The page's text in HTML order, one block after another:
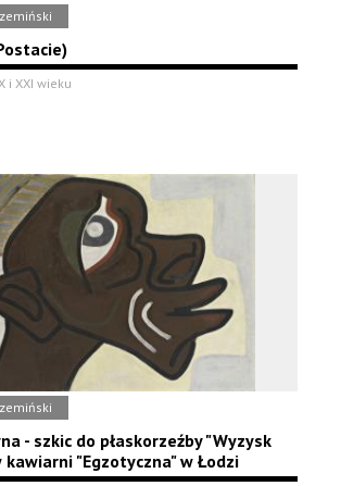
i XXI wieku
- szkic do płaskorzeźby "Wyzysk
"Egzotyczna" w Łodzi